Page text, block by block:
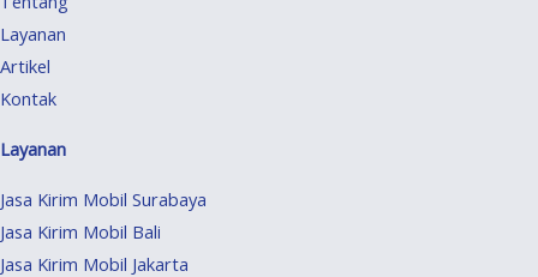
Layanan
Artikel
Kontak
Layanan
Jasa Kirim Mobil Surabaya
Jasa Kirim Mobil Bali
Jasa Kirim Mobil Jakarta